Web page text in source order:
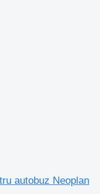
autobuz Neoplan